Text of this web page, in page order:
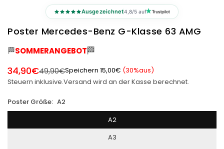
Ausgezeichnet4,8/5 auf
Poster Mercedes-Benz G-Klasse 63 AMG
🏁SOMMERANGEBOT🏁
Normaler
Preis
34,90€49,90€Speichern 15,00€ (30%aus)
Steuern inklusive.Versand wird an der Kasse berechnet.
Poster Größe: A2
A2
A3